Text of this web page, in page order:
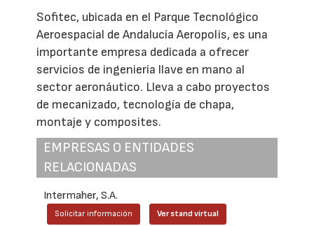
Sofitec, ubicada en el Parque Tecnológico
Aeroespacial de Andalucía Aeropolis, es una
importante empresa dedicada a ofrecer
servicios de ingeniería llave en mano al
sector aeronáutico. Lleva a cabo proyectos
de mecanizado, tecnología de chapa,
montaje y composites.
EMPRESAS O ENTIDADES
RELACIONADAS
Intermaher, S.A.
Solicitar información Ver stand virtual